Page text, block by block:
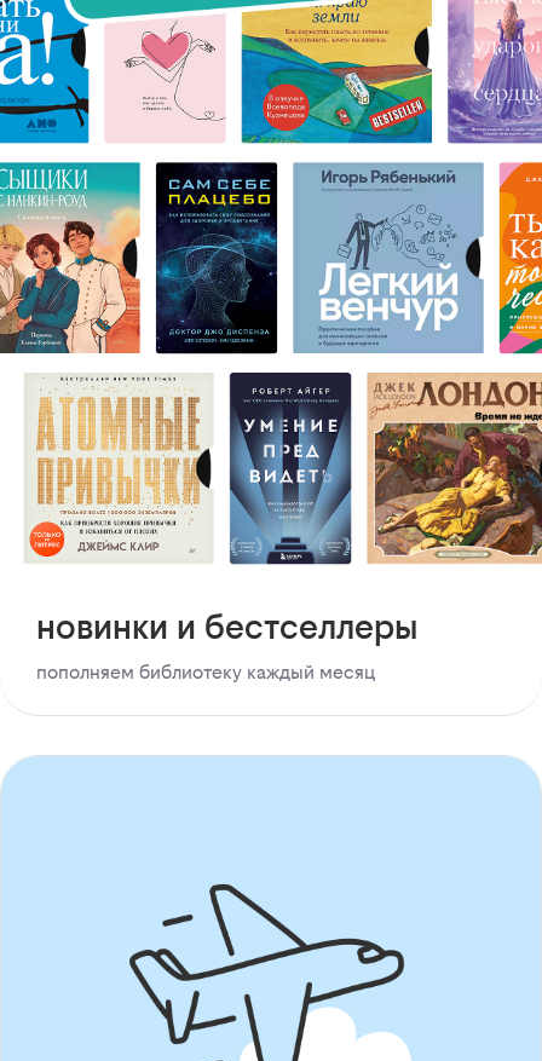
новинки и бестселлеры
пополняем библиотеку каждый месяц